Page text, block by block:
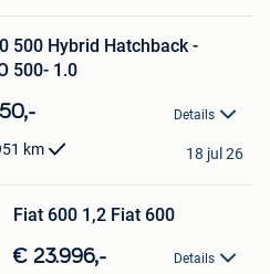
500 Hybrid Hatchback -
500- 1.0
Details
km 18 jul 26
Fiat 600 1,2 Fiat 600
€ 23.996,- Details